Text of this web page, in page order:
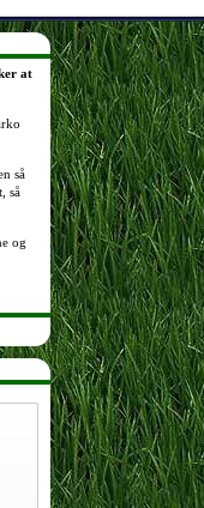
at
så
så
og